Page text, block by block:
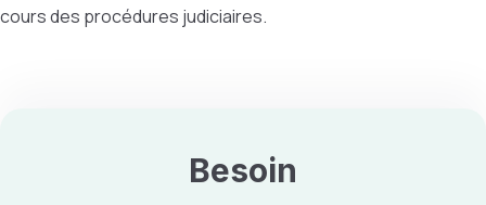
cours des procédures judiciaires.
Besoin